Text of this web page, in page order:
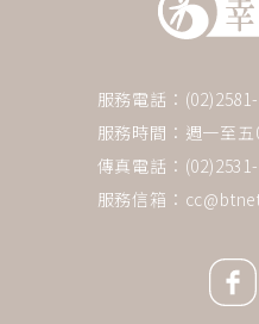
服務電話：
服務時間：週一至
傳真電話：
服務信箱：